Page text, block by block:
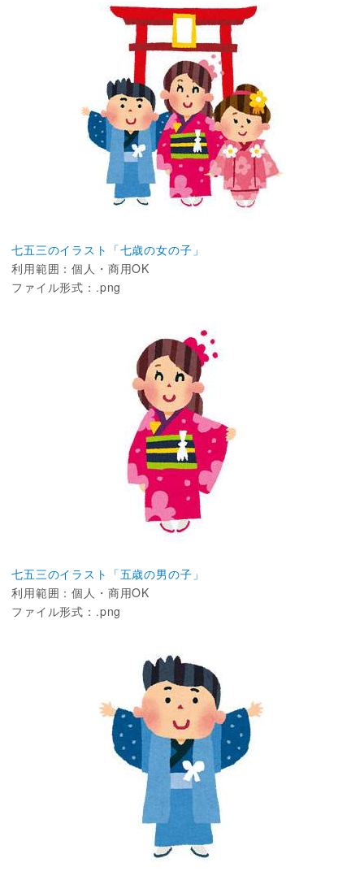
七五三のイラスト「七歳の女の子」
利用範囲：個人・商用OK
ファイル形式：.png
七五三のイラスト「五歳の男の子」
利用範囲：個人・商用OK
ファイル形式：.png